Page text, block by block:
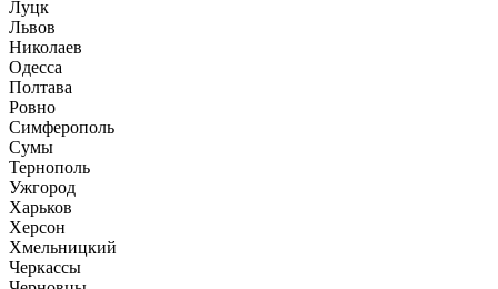
Луцк
Львов
Николаев
Одесса
Полтава
Ровно
Симферополь
Сумы
Тернополь
Ужгород
Харьков
Херсон
Хмельницкий
Черкассы